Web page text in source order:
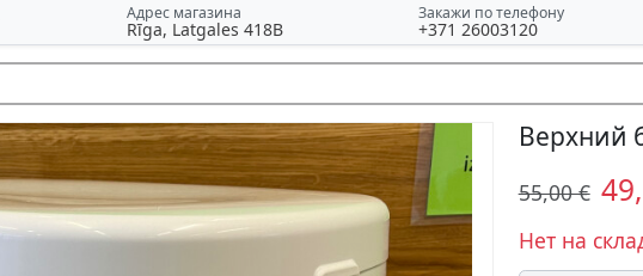
Адрес магазина
Rīga, Latgales 418B
Закажи по телефону
+371 26003120
Верхний
55,00 €
Нет на